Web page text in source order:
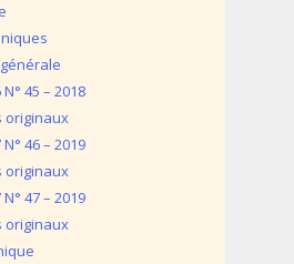
45 – 2018
originaux
46 – 2019
originaux
47 – 2019
originaux